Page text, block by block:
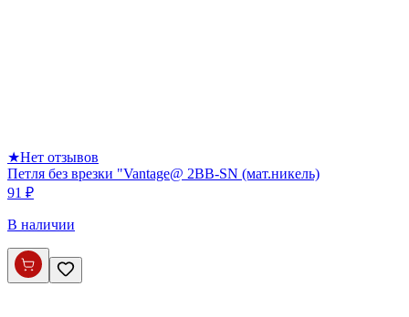
★Нет отзывов
Петля без врезки "Vantage@ 2BB-SN (мат.никель)
91 ₽
В наличии